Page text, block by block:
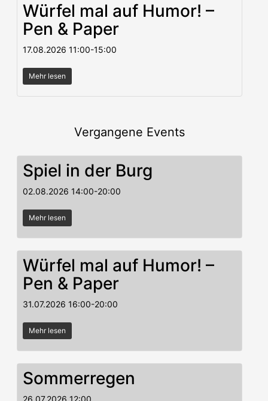
Würfel mal auf Humor! –
Pen & Paper
17.08.2026 11:00-15:00
Mehr lesen
Vergangene Events
Spiel in der Burg
02.08.2026 14:00-20:00
Mehr lesen
Würfel mal auf Humor! –
Pen & Paper
31.07.2026 16:00-20:00
Mehr lesen
Sommerregen